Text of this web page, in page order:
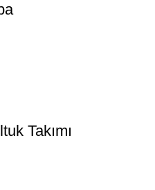
Takımı